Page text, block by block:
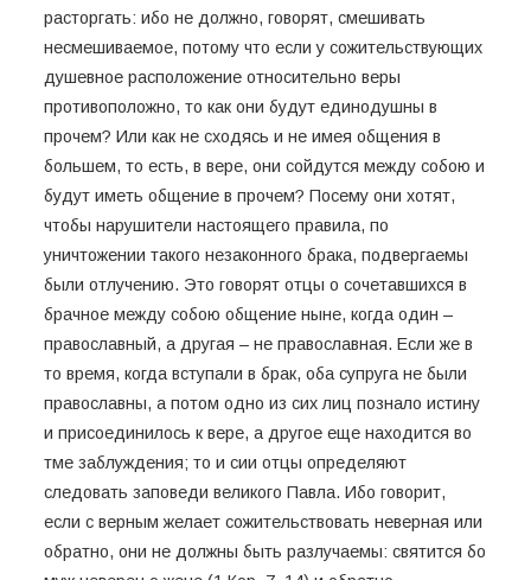
расторгать: ибо не должно, говорят, смешивать
несмешиваемое, потому что если у сожительствующих
душевное расположение относительно веры
противоположно, то как они будут единодушны в
прочем? Или как не сходясь и не имея общения в
большем, то есть, в вере, они сойдутся между собою и
будут иметь общение в прочем? Посему они хотят,
чтобы нарушители настоящего правила, по
уничтожении такого незаконного брака, подвергаемы
были отлучению. Это говорят отцы о сочетавшихся в
брачное между собою общение ныне, когда один –
православный, а другая – не православная. Если же в
то время, когда вступали в брак, оба супруга не были
православны, а потом одно из сих лиц познало истину
и присоединилось к вере, а другое еще находится во
тме заблуждения; то и сии отцы определяют
следовать заповеди великого Павла. Ибо говорит,
если с верным желает сожительствовать неверная или
обратно, они не должны быть разлучаемы: святится бо